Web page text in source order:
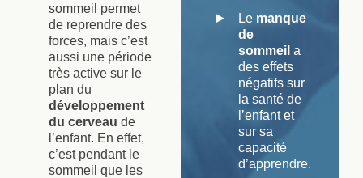
Le manque
de
sommeil a
des effets
négatifs sur
la santé de
l’enfant et
sur sa
capacité
d’apprendre.
sommeil permet
de reprendre des
forces, mais c’est
aussi une période
très active sur le
plan du
développement
du cerveau de
l’enfant. En effet,
c’est pendant le
sommeil que les